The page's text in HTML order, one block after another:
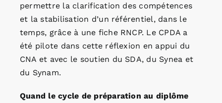
permettre la clarification des compétences
et la stabilisation d’un référentiel, dans le
temps, grâce à une fiche RNCP. Le CPDA a
été pilote dans cette réflexion en appui du
CNA et avec le soutien du SDA, du Synea et
du Synam.
Quand le cycle de préparation au diplôme